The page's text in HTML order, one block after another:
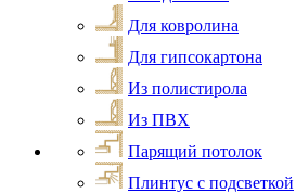
Для ковролина
Для гипсокартона
Из полистирола
Из ПВХ
Парящий потолок
Плинтус с подсветкой